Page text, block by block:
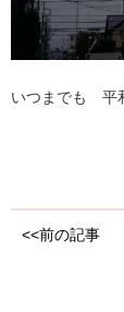
いつまでも 平
<<前の記事